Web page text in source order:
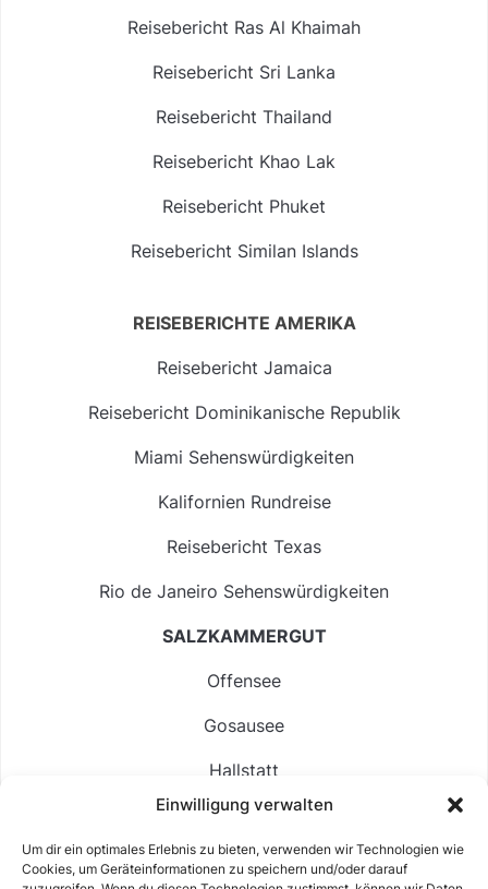
Einwilligung verwalten
Um dir ein optimales Erlebnis zu bieten, verwenden wir Technologien wie
Cookies, um Geräteinformationen zu speichern und/oder darauf
Reisebericht Ras Al Khaimah
Reisebericht Sri Lanka
Reisebericht Thailand
Reisebericht Khao Lak
Reisebericht Phuket
Reisebericht Similan Islands
REISEBERICHTE AMERIKA
Reisebericht Jamaica
Reisebericht Dominikanische Republik
Miami Sehenswürdigkeiten
Kalifornien Rundreise
Reisebericht Texas
Rio de Janeiro Sehenswürdigkeiten
SALZKAMMERGUT
Offensee
Gosausee
Hallstatt
Langbathsee
Altausseer See